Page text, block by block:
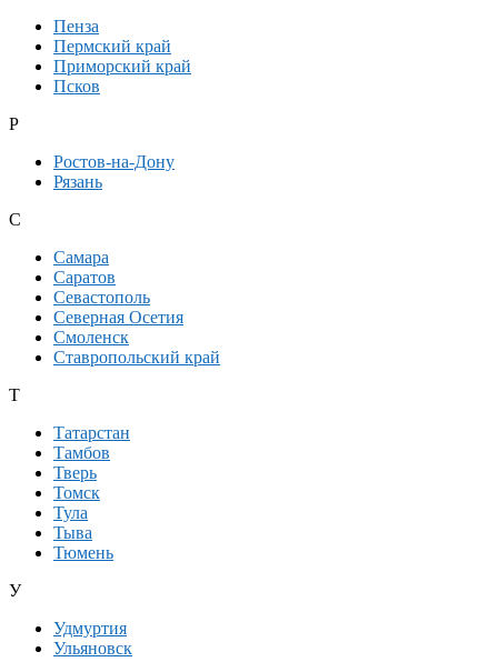
Пенза
Пермский край
Приморский край
Псков
Р
Ростов-на-Дону
Рязань
С
Самара
Саратов
Севастополь
Северная Осетия
Смоленск
Ставропольский край
Т
Татарстан
Тамбов
Тверь
Томск
Тула
Тыва
Тюмень
У
Удмуртия
Ульяновск